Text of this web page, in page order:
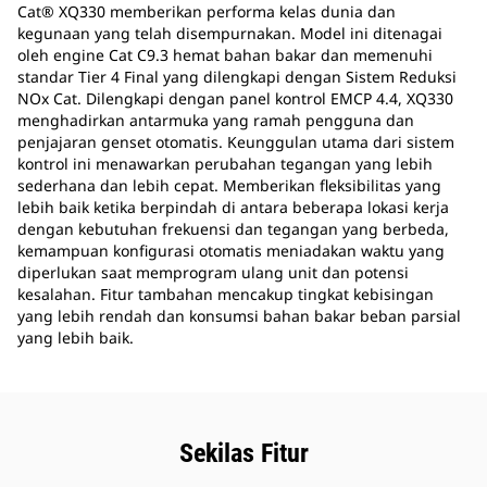
Cat® XQ330 memberikan performa kelas dunia dan
kegunaan yang telah disempurnakan. Model ini ditenagai
oleh engine Cat C9.3 hemat bahan bakar dan memenuhi
standar Tier 4 Final yang dilengkapi dengan Sistem Reduksi
NOx Cat. Dilengkapi dengan panel kontrol EMCP 4.4, XQ330
menghadirkan antarmuka yang ramah pengguna dan
penjajaran genset otomatis. Keunggulan utama dari sistem
kontrol ini menawarkan perubahan tegangan yang lebih
sederhana dan lebih cepat. Memberikan fleksibilitas yang
lebih baik ketika berpindah di antara beberapa lokasi kerja
dengan kebutuhan frekuensi dan tegangan yang berbeda,
kemampuan konfigurasi otomatis meniadakan waktu yang
diperlukan saat memprogram ulang unit dan potensi
kesalahan. Fitur tambahan mencakup tingkat kebisingan
yang lebih rendah dan konsumsi bahan bakar beban parsial
yang lebih baik.
Sekilas Fitur